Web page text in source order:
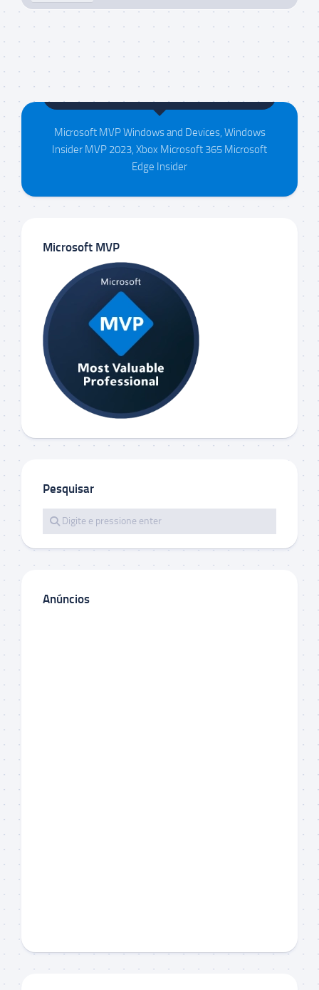
Microsoft MVP Windows and Devices, Windows
Insider MVP 2023, Xbox Microsoft 365 Microsoft
Edge Insider
Microsoft MVP
Pesquisar
Anúncios